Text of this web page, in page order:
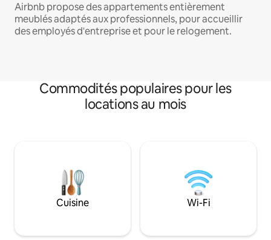
Airbnb propose des appartements entièrement
meublés adaptés aux professionnels, pour accueillir
des employés d'entreprise et pour le relogement.
Commodités populaires pour les
locations au mois
Cuisine Wi-Fi